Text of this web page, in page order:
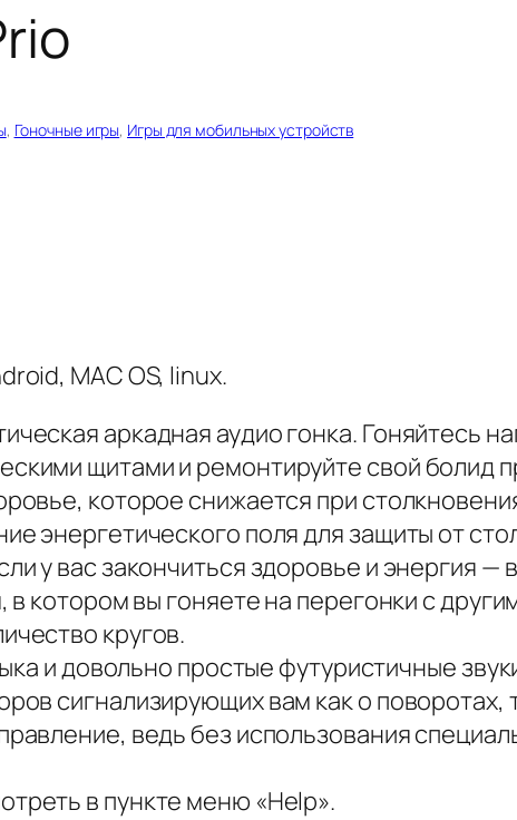
, Гоночные игры, Игры для мобильных устройств
MAC OS, linux.
аркадная аудио гонка. Гоняйтесь
щитами и ремонтируйте свой болид
которое снижается при
энергетического поля для защиты от
у вас закончиться здоровье и энергия —
в котором вы гоняете на перегонки с
кругов.
и довольно простые футуристичные
сигнализирующих вам как о поворотах,
ведь без использования
в пункте меню «Help».